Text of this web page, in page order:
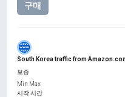
구매
South Korea traffic from
보증
Min Max
시작 시간